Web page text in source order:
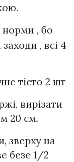
норми , бо
, всі 4
тісто 2 шт
вирізати
20 см.
зверху на
безе 1/2